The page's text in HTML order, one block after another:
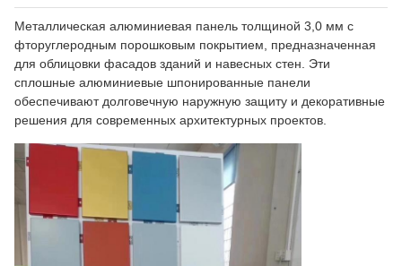
Металлическая алюминиевая панель толщиной 3,0 мм с
фторуглеродным порошковым покрытием, предназначенная
для облицовки фасадов зданий и навесных стен. Эти
сплошные алюминиевые шпонированные панели
обеспечивают долговечную наружную защиту и декоративные
решения для современных архитектурных проектов.